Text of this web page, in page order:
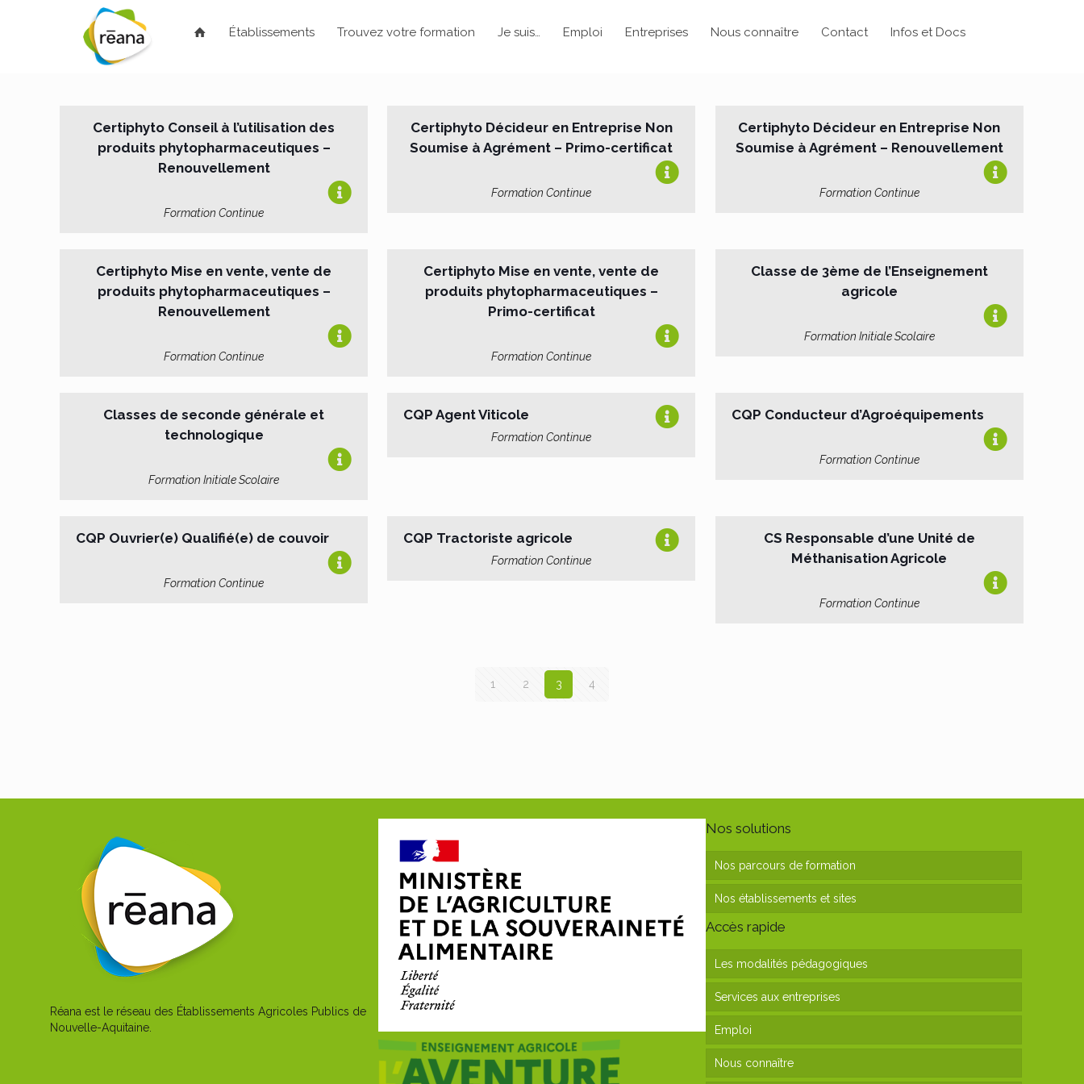
Établissements Trouvez votre formation Je suis… Emploi Entreprises Nous connaître Contact Infos et Docs
Certiphyto Conseil à l’utilisation des
produits phytopharmaceutiques –
Renouvellement
Formation Continue
Certiphyto Décideur en Entreprise Non
Soumise à Agrément – Primo-certificat
Formation Continue
Certiphyto Décideur en Entreprise Non
Soumise à Agrément – Renouvellement
Formation Continue
Certiphyto Mise en vente, vente de
produits phytopharmaceutiques –
Renouvellement
Formation Continue
Certiphyto Mise en vente, vente de
produits phytopharmaceutiques –
Primo-certificat
Formation Continue
Classe de 3ème de l’Enseignement
agricole
Formation Initiale Scolaire
Classes de seconde générale et
technologique
Formation Initiale Scolaire
CQP Agent Viticole
Formation Continue
CQP Conducteur d’Agroéquipements
Formation Continue
CQP Ouvrier(e) Qualifié(e) de couvoir
Formation Continue
CQP Tractoriste agricole
Formation Continue
CS Responsable d’une Unité de
Méthanisation Agricole
Formation Continue
1 2 3 4
Réana est le réseau des Établissements Agricoles Publics de
Nouvelle-Aquitaine.
Nos solutions
Nos parcours de formation
Nos établissements et sites
Accès rapide
Les modalités pédagogiques
Services aux entreprises
Emploi
Nous connaître